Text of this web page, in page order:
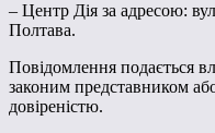
– Центр Дія за адресою:
Полтава.
Повідомлення подається
законим представником
довіреністю.